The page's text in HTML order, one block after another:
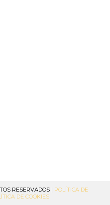
RESERVADOS | POLÍTICA DE
DE COOKIES